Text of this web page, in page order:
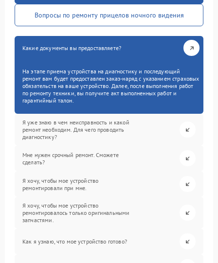
Вопросы по ремонту прицелов ночного видения
Какие документы вы предоставляете?
На этапе приема устройства на диагностику и последующий
ремонт вам будет предоставлен заказ-наряд с указанием страховых
обязательств на ваше устройство. Далее, после выполнения работ
по ремонту техники, вы получите акт выполненных работ и
гарантийный талон.
Я уже знаю в чем неисправность и какой
ремонт необходим. Для чего проводить
диагностику?
Мне нужен срочный ремонт. Сможете
сделать?
Я хочу, чтобы мое устройство
ремонтировали при мне.
Я хочу, чтобы мое устройство
ремонтировалось только оригинальными
запчастями.
Как я узнаю, что мое устройство готово?